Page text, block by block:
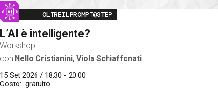
Image
OLTREILPROMPT@STEP
L’AI è intelligente?
Workshop
con Nello Cristianini, Viola Schiaffonati
15 Set 2026 / 18:30 - 20:00
Costo
gratuito